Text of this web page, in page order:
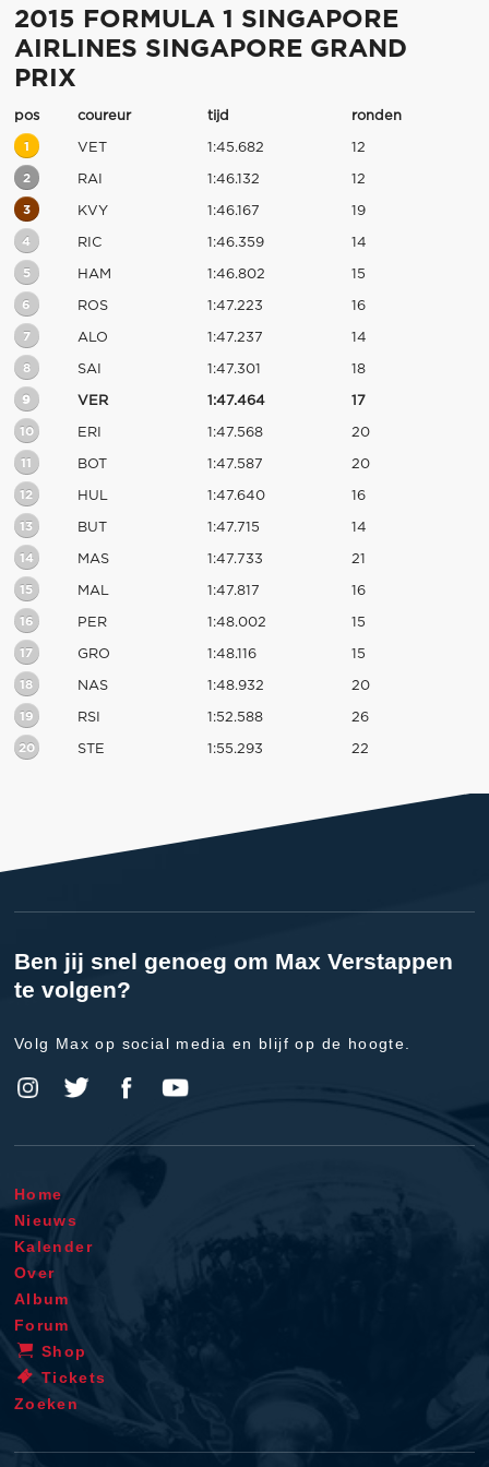
2015 FORMULA 1 SINGAPORE
AIRLINES SINGAPORE GRAND
PRIX
pos coureur tijd ronden
1 VET 1:45.682 12
2 RAI 1:46.132 12
3 KVY 1:46.167 19
4 RIC 1:46.359 14
5 HAM 1:46.802 15
6 ROS 1:47.223 16
7 ALO 1:47.237 14
8 SAI 1:47.301 18
9 VER 1:47.464 17
10 ERI 1:47.568 20
11 BOT 1:47.587 20
12 HUL 1:47.640 16
13 BUT 1:47.715 14
14 MAS 1:47.733 21
15 MAL 1:47.817 16
16 PER 1:48.002 15
17 GRO 1:48.116 15
18 NAS 1:48.932 20
19 RSI 1:52.588 26
20 STE 1:55.293 22
Ben jij snel genoeg om Max Verstappen
te volgen?
Volg Max op social media en blijf op de hoogte.
Home
Nieuws
Kalender
Over
Album
Forum
Shop
Tickets
Zoeken